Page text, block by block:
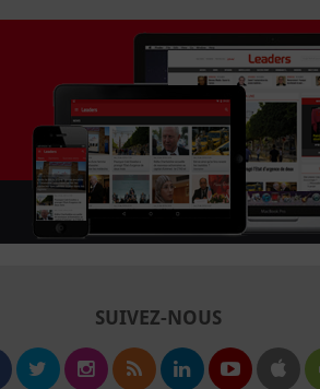
SUIVEZ-NOUS